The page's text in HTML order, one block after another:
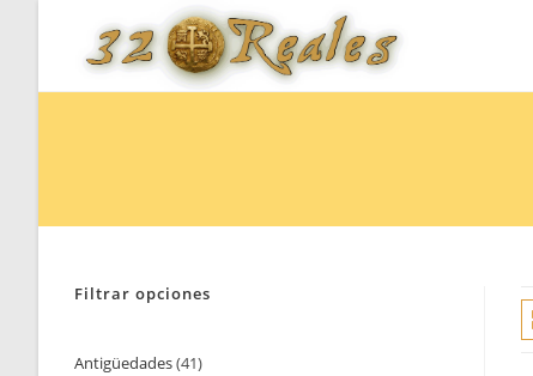
Filtrar opciones
Antigüedades 4141